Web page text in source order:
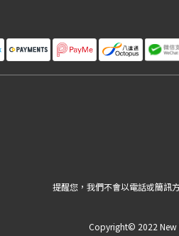
提醒您，我們不會以電話或簡訊
Copyright© 2022 New